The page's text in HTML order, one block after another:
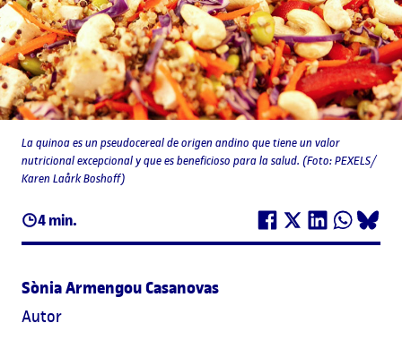
4 min.
La quinoa es un pseudocereal de origen andino que tiene un valor
nutricional excepcional y que es beneficioso para la salud. (Foto: PEXELS/
Karen Laårk Boshoff)
Sònia Armengou Casanovas
Autor